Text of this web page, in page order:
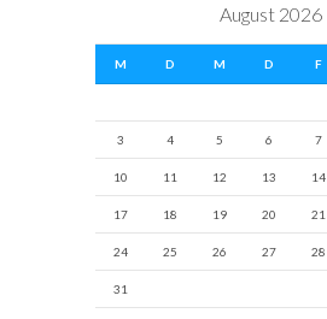
August 2026
M D M D F
3 4 5 6 7
10 11 12 13 14
17 18 19 20 21
24 25 26 27 28
31